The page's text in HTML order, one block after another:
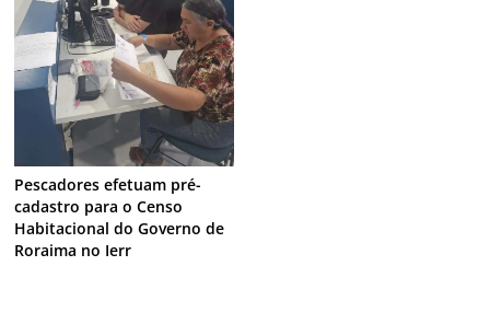
Pescadores efetuam pré-
cadastro para o Censo
Habitacional do Governo de
Roraima no Ierr